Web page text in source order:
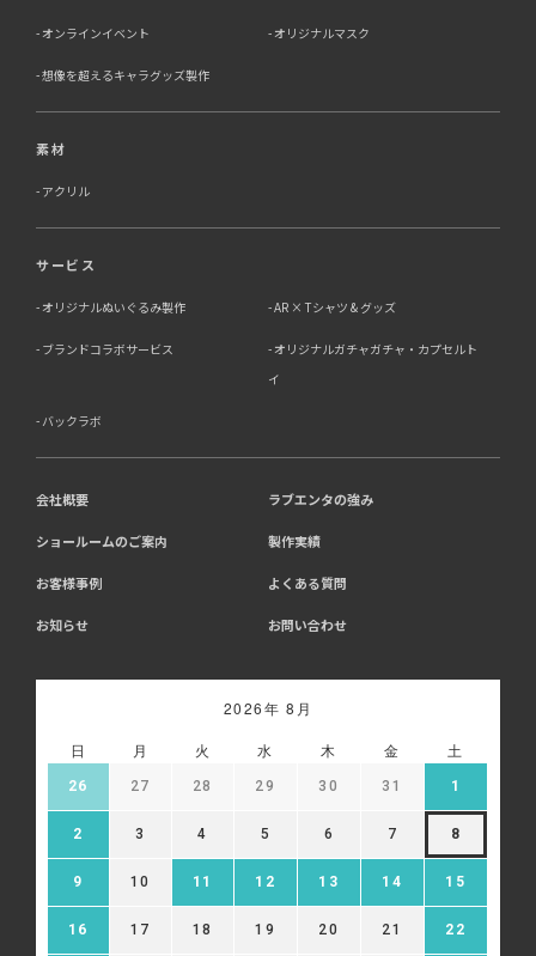
オンラインイベント オリジナルマスク
想像を超えるキャラグッズ製作
素材
アクリル
サービス
オリジナルぬいぐるみ製作 AR × Tシャツ & グッズ
ブランドコラボサービス
オリジナルガチャガチャ・カプセルト
イ
バックラボ
会社概要 ラブエンタの強み
ショールームのご案内 製作実績
お客様事例 よくある質問
お知らせ お問い合わせ
2026年 8月
日 月 火 水 木 金 土
26 27 28 29 30 31 1
2 3 4 5 6 7 8
9 10 11 12 13 14 15
16 17 18 19 20 21 22